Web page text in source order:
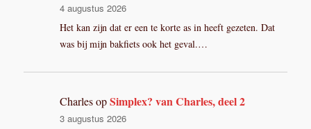
4 augustus 2026
Het kan zijn dat er een te korte as in heeft gezeten. Dat
was bij mijn bakfiets ook het geval.…
CharlesopSimplex? van Charles, deel 2
3 augustus 2026